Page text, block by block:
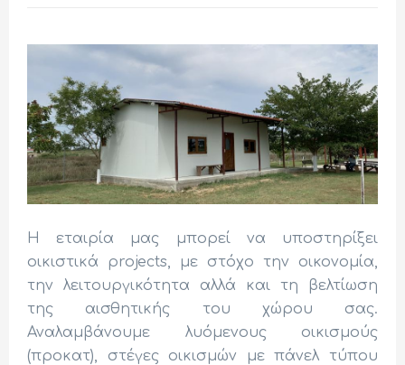
Η εταιρία μας μπορεί να υποστηρίξει
οικιστικά projects, με στόχο την οικονομία,
την λειτουργικότητα αλλά και τη βελτίωση
της αισθητικής του χώρου σας.
Αναλαμβάνουμε λυόμενους οικισμούς
(προκατ), στέγες οικισμών με πάνελ τύπου